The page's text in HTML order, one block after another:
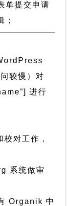
单提交申请
；
较慢）对
进行
对工作，
系统做审
Organik 中